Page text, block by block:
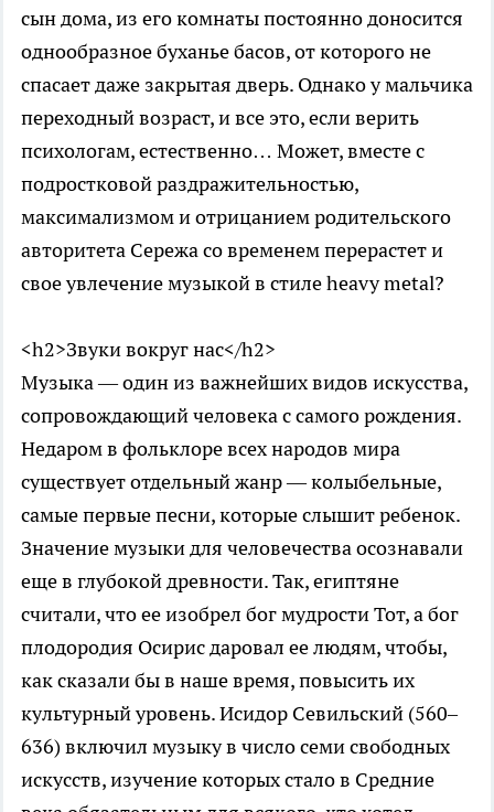
сын дома, из его комнаты постоянно доносится
однообразное буханье басов, от которого не
спасает даже закрытая дверь. Однако у мальчика
переходный возраст, и все это, если верить
психологам, естественно… Может, вместе с
подростковой раздражительностью,
максимализмом и отрицанием родительского
авторитета Сережа со временем перерастет и
свое увлечение музыкой в стиле heavy metal?
<h2>Звуки вокруг нас</h2>
Музыка — один из важнейших видов искусства,
сопровождающий человека с самого рождения.
Недаром в фольклоре всех народов мира
существует отдельный жанр — колыбельные,
самые первые песни, которые слышит ребенок.
Значение музыки для человечества осознавали
еще в глубокой древности. Так, египтяне
считали, что ее изобрел бог мудрости Тот, а бог
плодородия Осирис даровал ее людям, чтобы,
как сказали бы в наше время, повысить их
культурный уровень. Исидор Севильский (560–
636) включил музыку в число семи свободных
искусств, изучение которых стало в Средние